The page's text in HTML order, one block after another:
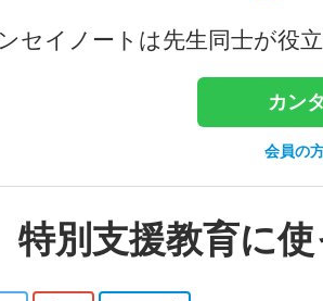
セイノートは先生同士が役
カン
会員の
特別支援教育に使